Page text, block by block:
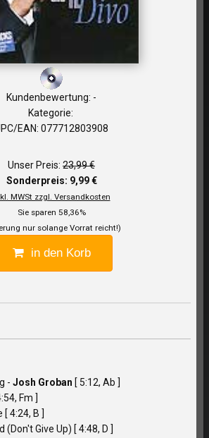
Kundenbewertung: -
Kategorie:
EAN: 077712803908
Unser Preis: 23,99 €
Sonderpreis: 9,99 €
MWSt zzgl. Versandkosten
Sie sparen 58,36%
nur solange Vorrat reicht!)
in den Korb
-Josh Groban [ 5:12, Ab ]
Fm ]
[ 4:24, B ]
(Don't Give Up) [ 4:48, D ]